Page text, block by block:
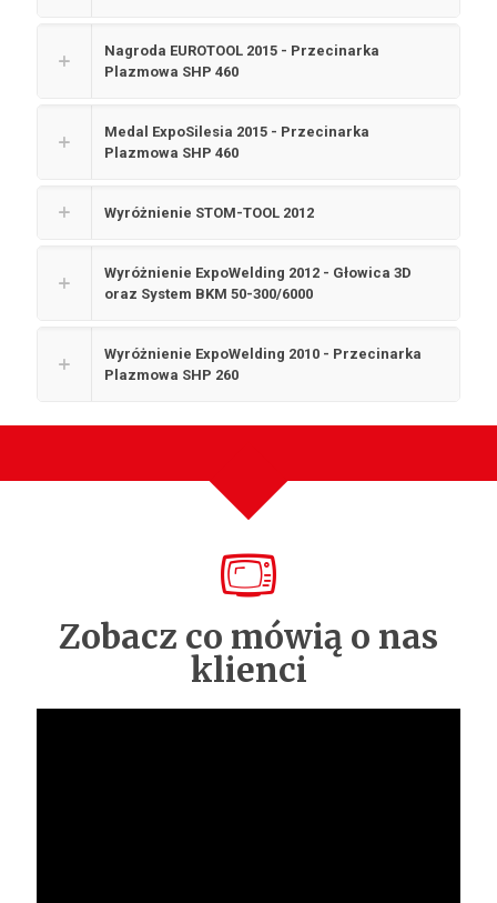
Nagroda EUROTOOL 2015 - Przecinarka
Plazmowa SHP 460
Medal ExpoSilesia 2015 - Przecinarka
Plazmowa SHP 460
Wyróżnienie STOM-TOOL 2012
Wyróżnienie ExpoWelding 2012 - Głowica 3D
oraz System BKM 50-300/6000
Wyróżnienie ExpoWelding 2010 - Przecinarka
Plazmowa SHP 260
Zobacz co mówią o nas
klienci